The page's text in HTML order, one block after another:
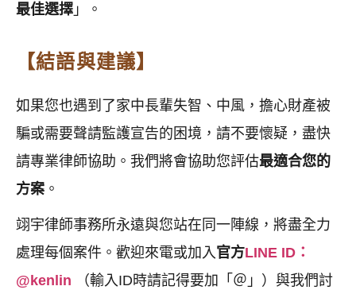
最佳選擇 」。
【結語與建議】
如果您也遇到了家中長輩失智、中風，擔心財產被
騙或需要聲請監護宣告的困境，請不要懷疑，盡快
請專業律師協助。我們將會協助您評估最適合您的
方案 。
翊宇律師事務所永遠與您站在同一陣線，將盡全力
處理每個案件。歡迎來電或加入官方LINE ID ：
@kenlin （輸入ID時請記得要加「＠」）與我們討